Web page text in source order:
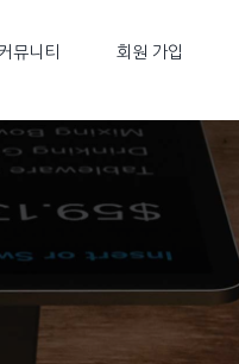
커뮤니티 회원 가입